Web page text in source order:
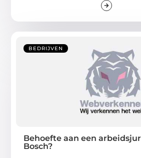
BEDRIJVEN
Behoefte aan een
Bosch?